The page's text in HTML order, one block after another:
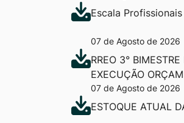
Escala Profissionais
07 de Agosto de 2026
RREO 3°
EXECUÇÃO
07 de Agosto de 2026
ESTOQUE ATUAL